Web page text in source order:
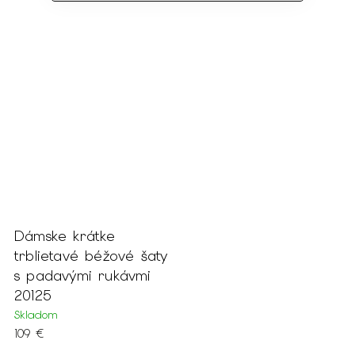
Dámske krátke
trblietavé béžové šaty
s padavými rukávmi
20125
Skladom
109 €